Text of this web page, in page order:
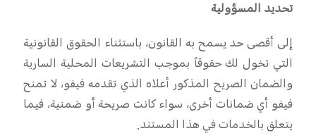
تحديد المسؤولية
إلى أقصى حد يسمح به القانون، باستثناء الحقوق القانونية
التي تخول لك حقوقاً بموجب التشريعات المحلية السارية
والضمان الصريح المذكور أعلاه الذي تقدمه فيفو، لا تمنح
فيفو أي ضمانات أخرى، سواء كانت صريحة أو ضمنية، فيما
يتعلق بالخدمات في هذا المستند.